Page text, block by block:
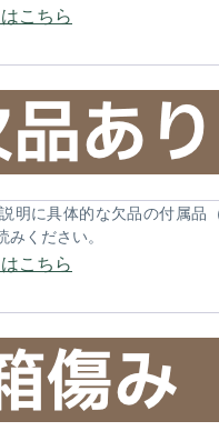
こちら
明に具体的な欠品の付属品
ください。
こちら